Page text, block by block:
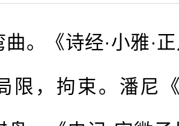
。《诗经·小雅·
，拘束。潘尼